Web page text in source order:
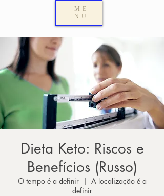
ME
NU
Dieta Keto: Riscos e
Benefícios (Russo)
O tempo é a definir
  |
A localização é a
definir